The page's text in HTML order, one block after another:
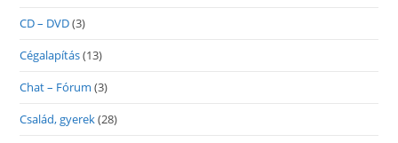
CD – DVD(3)
Cégalapítás(13)
Chat – Fórum (3)
Család, gyerek(28)